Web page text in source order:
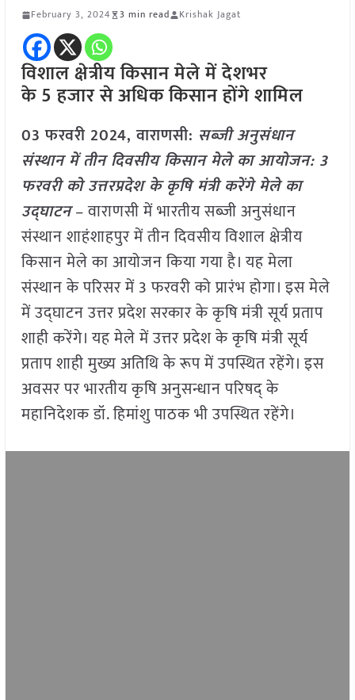
February 3, 2024 3 min read Krishak Jagat
विशाल क्षेत्रीय किसान मेले में देशभर
के5 हजार से अधिक किसान होंगे शामिल
03 फरवरी 2024, वाराणसी: सब्जी अनुसंधान
संस्थान में तीन दिवसीय किसान मेले का आयोजन: 3
फरवरी को उत्तरप्रदेश के कृषि मंत्री करेंगे मेले का
उद्घाटन– वाराणसी में भारतीय सब्जी अनुसंधान
संस्थान शाहंशाहपुर में तीन दिवसीय विशाल क्षेत्रीय
किसान मेले का आयोजन किया गया है। यह मेला
संस्थान के परिसर में 3 फरवरी को प्रारंभ होगा‌। इस मेले
में उद्घाटन उत्तर प्रदेश सरकार के कृषि मंत्री सूर्य प्रताप
शाही करेंगे। यह मेले में उत्तर प्रदेश के कृषि मंत्री सूर्य
प्रताप शाही मुख्य अतिथि के रूप में उपस्थित रहेंगे। इस
अवसर पर भारतीय कृषि अनुसन्धान परिषद् के
महानिदेशक डॉ. हिमांशु पाठक भी उपस्थित रहेंगे।